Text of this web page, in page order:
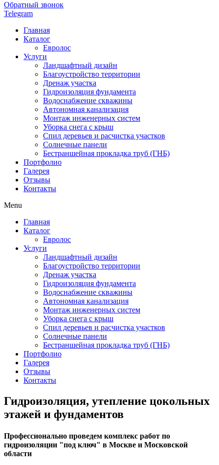
Обратный звонок
Telegram
Главная
Каталог
Евролос
Услуги
Ландшафтный дизайн
Благоустройство территории
Дренаж участка
Гидроизоляция фундамента
Водоснабжение скважины
Автономная канализация
Монтаж инженерных систем
Уборка снега с крыш
Спил деревьев и расчистка участков
Солнечные панели
Бестраншейная прокладка труб (ГНБ)
Портфолио
Галерея
Отзывы
Контакты
Menu
Главная
Каталог
Евролос
Услуги
Ландшафтный дизайн
Благоустройство территории
Дренаж участка
Гидроизоляция фундамента
Водоснабжение скважины
Автономная канализация
Монтаж инженерных систем
Уборка снега с крыш
Спил деревьев и расчистка участков
Солнечные панели
Бестраншейная прокладка труб (ГНБ)
Портфолио
Галерея
Отзывы
Контакты
Гидроизоляция, утепление цокольных
этажей и фундаментов
Профессионально проведем комплекс работ по
гидроизоляции "под ключ" в Москве и Московской
области